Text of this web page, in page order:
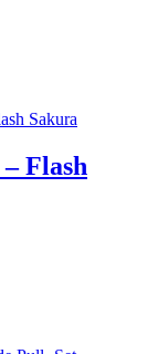
Flash